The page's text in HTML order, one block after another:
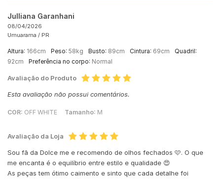
Julliana Garanhani
08/04/2026
Umuarama / PR
Altura: 166cm Peso: 58kg Busto: 89cm Cintura: 69cm
Quadril:
92cm
Preferência no corpo: Normal
Avaliação do Produto
Esta avaliação não possui comentários.
COR: OFF WHITE Tamanho: M
Avaliação da Loja
Sou fã da Dolce me e recomendo de olhos fechados 🩷. O que
me encanta é o equilíbrio entre estilo e qualidade 😍
As peças tem ótimo caimento e sinto que cada detalhe foi